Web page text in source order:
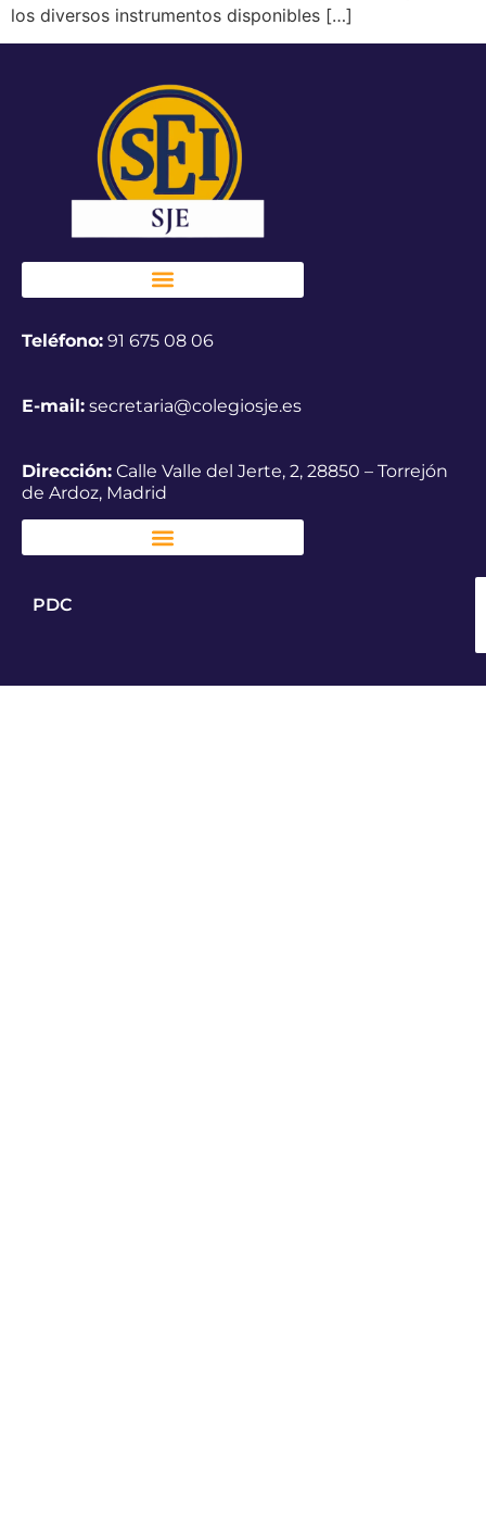
los diversos instrumentos disponibles […]
Teléfono: 91 675 08 06
E-mail: secretaria@colegiosje.es
Dirección: Calle Valle del Jerte, 2, 28850 – Torrejón
de Ardoz, Madrid
PDC